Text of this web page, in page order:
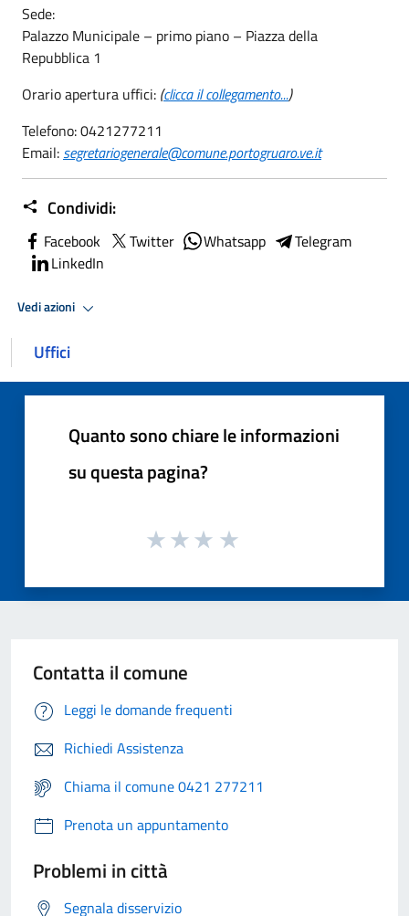
Sede:
Palazzo Municipale – primo piano – Piazza della
Repubblica 1
Orario apertura uffici: (clicca il collegamento...)
Telefono: 0421277211
Email: segretariogenerale@comune.portogruaro.ve.it
Condividi:
Facebook Twitter Whatsapp
Telegram
LinkedIn
Vedi azioni
Uffici
Quanto sono chiare le informazioni
su questa pagina?
Contatta il comune
Leggi le domande frequenti
Richiedi Assistenza
Chiama il comune 0421 277211
Prenota un appuntamento
Problemi in città
Segnala disservizio